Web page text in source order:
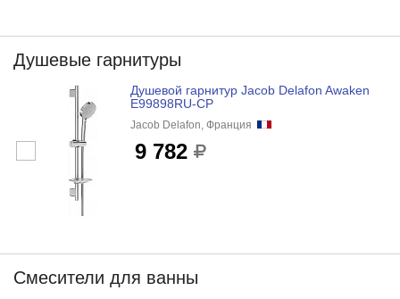
Душевые гарнитуры
Душевой гарнитур Jacob Delafon Awaken
E99898RU-CP
Jacob Delafon, Франция
9 782
Смесители для ванны